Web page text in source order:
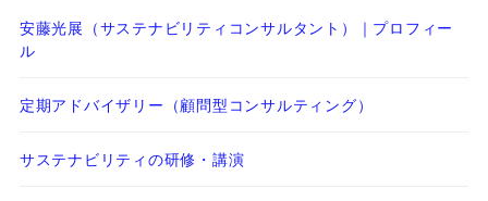
安藤光展（サステナビリティコンサルタント）｜プロフィー
ル
定期アドバイザリー（顧問型コンサルティング）
サステナビリティの研修・講演